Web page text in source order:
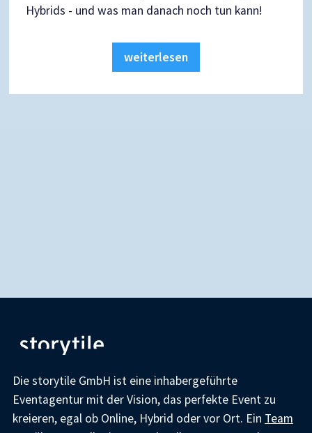
Hybrids - und was man danach noch tun kann!
weiterlesen
Die storytile GmbH ist eine inhabergeführte
Eventagentur mit der Vision, das perfekte Event zu
kreieren, egal ob Online, Hybrid oder vor Ort. Ein Team